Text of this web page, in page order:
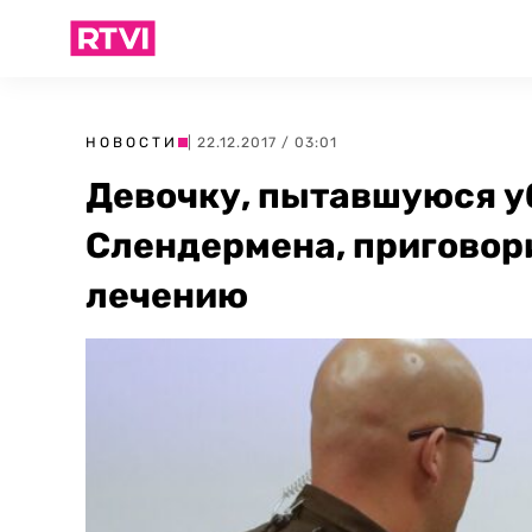
НОВОСТИ | 22.12.2017 / 03:01
Девочку, пытавшуюся
Слендермена,
лечению